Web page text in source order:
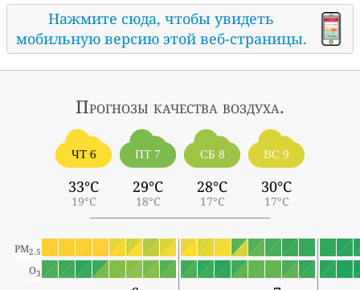
Нажмите сюда, чтобы увидеть
мобильную версию этой веб-страницы.
Прогнозы качества воздуха.
ЧТ 6
33°C
19°C
ПТ 7
29°C
18°C
СБ 8
28°C
17°C
ВС 9
30°C
17°C
PM2.5
O3